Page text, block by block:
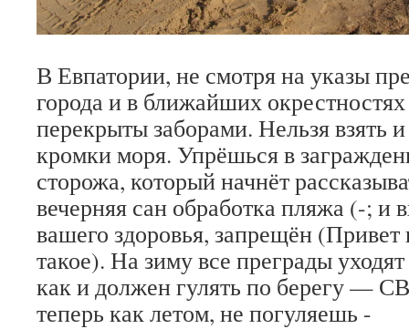
В Евпатории, не смотря на указы
города и в ближайших
перекрыты заборами. Нельзя взять
кромки моря. Упрёшься в
сторожа, который начнёт
вечерняя сан обработка пляжа (-; и
вашего здоровья, запрещён (Привет
такое). На зиму все преграды
как и должен гулять по берегу —
теперь как летом, не погуляешь -